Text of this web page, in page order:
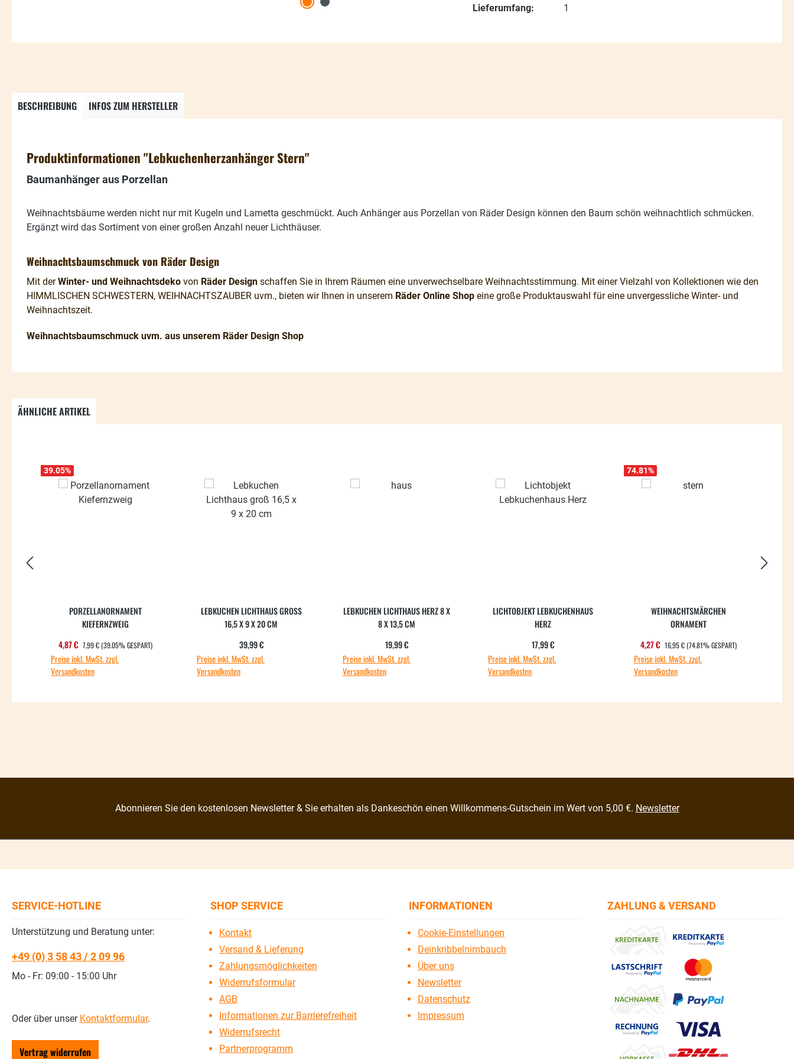
Lieferumfang:
1
BESCHREIBUNG INFOS ZUM HERSTELLER
Produktinformationen "Lebkuchenherzanhänger Stern"
Baumanhänger aus Porzellan
Weihnachtsbäume werden nicht nur mit Kugeln und Lametta geschmückt. Auch Anhänger aus Porzellan von Räder Design können den Baum schön weihnachtlich schmücken.
Ergänzt wird das Sortiment von einer großen Anzahl neuer Lichthäuser.
Weihnachtsbaumschmuck von Räder Design
Mit derWinter- und Weihnachtsdeko von Räder Design schaffen Sie in Ihrem Räumen eine unverwechselbare Weihnachtsstimmung. Mit einer Vielzahl von Kollektionen wie den
HIMMLISCHEN SCHWESTERN, WEIHNACHTSZAUBER uvm., bieten wir Ihnen in unserem Räder Online Shop eine große Produktauswahl für eine unvergessliche Winter- und
Weihnachtszeit.
Weihnachtsbaumschmuck uvm. aus unserem Räder Design Shop
ÄHNLICHE ARTIKEL
39.05%
PORZELLANORNAMENT
KIEFERNZWEIG
Verkaufspreis:
4,87 € REGULÄRER PREIS:
7,99 €(39.05% GESPART)
Preise inkl. MwSt. zzgl.
Versandkosten
LEBKUCHEN LICHTHAUS GROSS 1
6,5 X 9 X 20 CM
Regulärer Preis:
39,99 €
Preise inkl. MwSt. zzgl.
Versandkosten
LEBKUCHEN LICHTHAUS HERZ 8 X
8 X 13,5 CM
Regulärer Preis:
19,99 €
Preise inkl. MwSt. zzgl.
Versandkosten
LICHTOBJEKT LEBKUCHENHAUS
HERZ
Regulärer Preis:
17,99 €
Preise inkl. MwSt. zzgl.
Versandkosten
74.81%
WEIHNACHTSMÄRCHEN
ORNAMENT
Verkaufspreis:
4,27 € REGULÄRER PREIS:
16,95 €(74.81% GESPART)
Preise inkl. MwSt. zzgl.
Versandkosten
Abonnieren Sie den kostenlosen Newsletter & Sie erhalten als Dankeschön einen Willkommens-Gutschein im Wert von 5,00 €. Newsletter
SERVICE-HOTLINE
Unterstützung und Beratung unter:
+49 (0) 3 58 43 / 2 09 96
Mo - Fr: 09:00 - 15:00 Uhr
Oder über unser Kontaktformular.
Vertrag widerrufen
SHOP SERVICE
Kontakt
Versand & Lieferung
Zahlungsmöglichkeiten
Widerrufsformular
AGB
Informationen zur Barrierefreiheit
Widerrufsrecht
Partnerprogramm
INFORMATIONEN
Cookie-Einstellungen
Deinkribbelnimbauch
Über uns
Newsletter
Datenschutz
Impressum
ZAHLUNG & VERSAND